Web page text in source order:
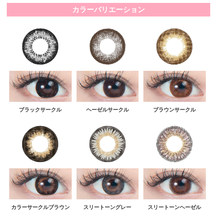
カラーバリエーション
ブラックサークル ヘーゼルサークル ブラウンサークル
カラーサークルブラウン スリートーングレー スリートーンヘーゼル